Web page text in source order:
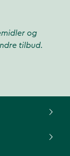
og
tilbud.